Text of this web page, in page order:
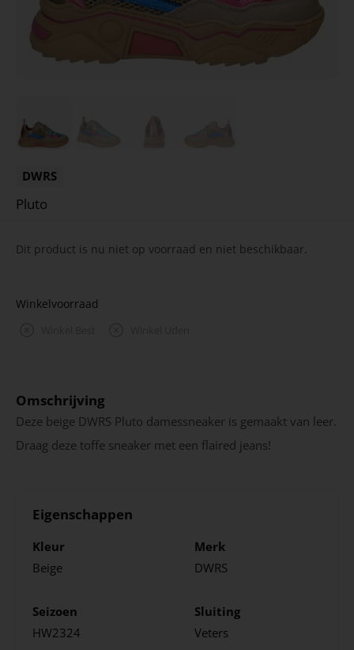
DWRS
Pluto
Dit product is nu niet op voorraad en niet beschikbaar.
Winkelvoorraad
Omschrijving
Deze beige DWRS Pluto damessneaker is gemaakt van leer.
Draag deze toffe sneaker met een flaired jeans!
Eigenschappen
Kleur
Beige
Merk
DWRS
Seizoen
HW2324
Sluiting
Veters